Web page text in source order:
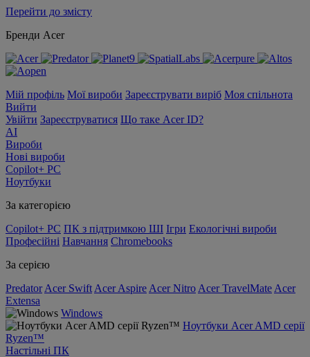
Перейти до змісту
Бренди Acer
Мій профіль Мої вироби Зареєструвати виріб Моя спільнота
Вийти
Увійти Зареєструватися Що таке Acer ID?
AI
Вироби
Нові вироби
Copilot+ PC
Ноутбуки
За категорією
Copilot+ PC ПК з підтримкою ШІ Ігри Екологічні вироби
Професійні Навчання Chromebooks
За серією
Predator Acer Swift Acer Aspire Acer Nitro Acer TravelMate Acer
Extensa
Windows
Ноутбуки Acer AMD серії
Ryzen™
Настільні ПК